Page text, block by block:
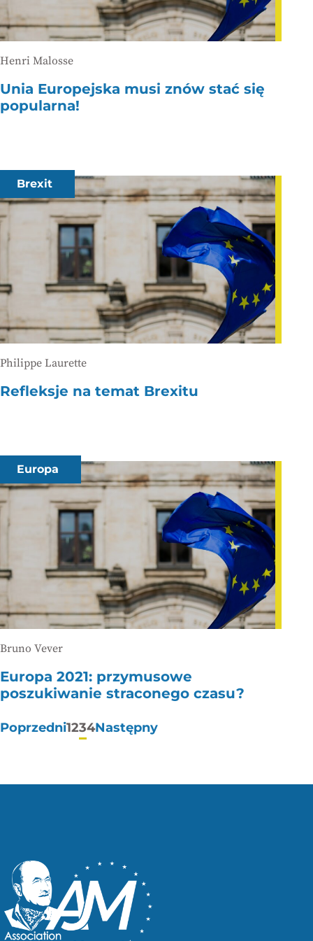
Henri Malosse
Unia Europejska musi znów stać się
popularna!
Brexit
Philippe Laurette
Refleksje na temat Brexitu
Europa
Bruno Vever
Europa 2021: przymusowe
poszukiwanie straconego czasu?
Stronicowanie
Poprzedni1234Następny